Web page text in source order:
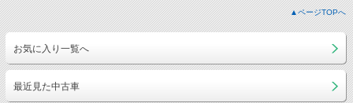
▲ページTOPへ
お気に入り一覧へ
最近見た中古車